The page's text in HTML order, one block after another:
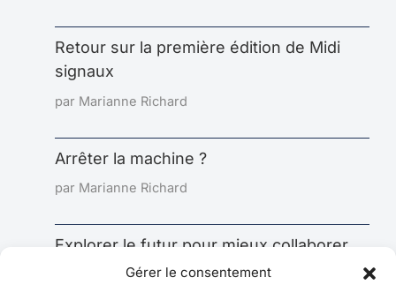
Gérer le consentement
Retour sur la première édition de Midi
signaux
par Marianne Richard
Arrêter la machine ?
par Marianne Richard
Explorer le futur pour mieux collaborer
aujourd’hui : l’impact sous-estimé de la